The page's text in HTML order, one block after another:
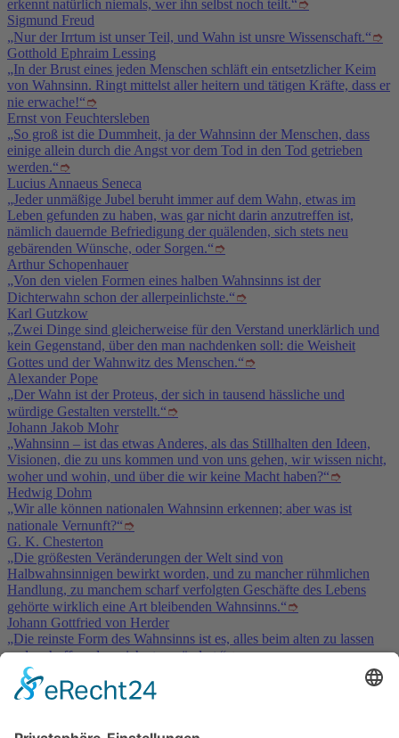
erkennt natürlich niemals, wer ihn selbst noch teilt.“➮
Sigmund Freud
„Nur der Irrtum ist unser Teil, und Wahn ist unsre Wissenschaft.“➮
Gotthold Ephraim Lessing
„In der Brust eines jeden Menschen schläft ein entsetzlicher Keim
von Wahnsinn. Ringt mittelst aller heitern und tätigen Kräfte, dass er
nie erwache!“➮
Ernst von Feuchtersleben
„So groß ist die Dummheit, ja der Wahnsinn der Menschen, dass
einige allein durch die Angst vor dem Tod in den Tod getrieben
werden.“➮
Lucius Annaeus Seneca
„Jeder unmäßige Jubel beruht immer auf dem Wahn, etwas im
Leben gefunden zu haben, was gar nicht darin anzutreffen ist,
nämlich dauernde Befriedigung der quälenden, sich stets neu
gebärenden Wünsche, oder Sorgen.“➮
Arthur Schopenhauer
„Von den vielen Formen eines halben Wahnsinns ist der
Dichterwahn schon der allerpeinlichste.“➮
Karl Gutzkow
„Zwei Dinge sind gleicherweise für den Verstand unerklärlich und
kein Gegenstand, über den man nachdenken soll: die Weisheit
Gottes und der Wahnwitz des Menschen.“➮
Alexander Pope
„Der Wahn ist der Proteus, der sich in tausend hässliche und
würdige Gestalten verstellt.“➮
Johann Jakob Mohr
„Wahnsinn – ist das etwas Anderes, als das Stillhalten den Ideen,
Visionen, die zu uns kommen und von uns gehen, wir wissen nicht,
woher und wohin, und über die wir keine Macht haben?“➮
Hedwig Dohm
„Wir alle können nationalen Wahnsinn erkennen; aber was ist
nationale Vernunft?“➮
G. K. Chesterton
„Die größesten Veränderungen der Welt sind von
Halbwahnsinnigen bewirkt worden, und zu mancher rühmlichen
Handlung, zu manchem scharf verfolgten Geschäfte des Lebens
gehörte wirklich eine Art bleibenden Wahnsinns.“➮
Johann Gottfried von Herder
„Die reinste Form des Wahnsinns ist es, alles beim alten zu lassen
und zu hoffen, dass sich etwas ändert.“➮
Albert Einstein
Service & Kontakt
Welt-der-Zitate.com